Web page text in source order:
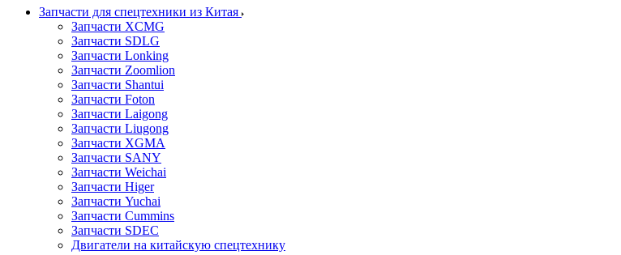
Запчасти для спецтехники из Китая
Запчасти XCMG
Запчасти SDLG
Запчасти Lonking
Запчасти Zoomlion
Запчасти Shantui
Запчасти Foton
Запчасти Laigong
Запчасти Liugong
Запчасти XGMA
Запчасти SANY
Запчасти Weichai
Запчасти Higer
Запчасти Yuchai
Запчасти Cummins
Запчасти SDEC
Двигатели на китайскую спецтехнику